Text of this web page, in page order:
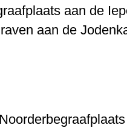
aan de
aan de